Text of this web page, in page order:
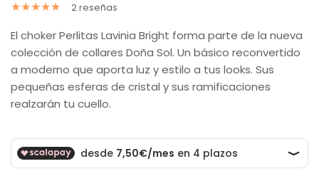
2 reseñas
El choker Perlitas Lavinia Bright forma parte de la nueva
colección de collares Doña Sol. Un básico reconvertido
a moderno que aporta luz y estilo a tus looks. Sus
pequeñas esferas de cristal y sus ramificaciones
realzarán tu cuello.